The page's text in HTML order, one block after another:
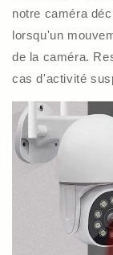
notre caméra
lorsqu'un
de la caméra.
cas d'activité